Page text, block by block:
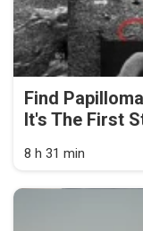
Find
It's The First
8 h 31 min